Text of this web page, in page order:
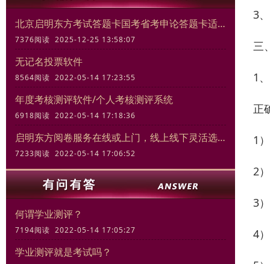
北京启明东方考试答题卡国考省考申论答题卡适合模拟考试练习
7376阅读 2025-12-25 13:58:07
无记名投票软件
8564阅读 2022-05-14 17:23:55
年度考核测评软件/个人考核测评系统
6918阅读 2022-05-14 17:18:36
启明东方阅卷服务在线或上门，线上线下灵活选择
7233阅读 2022-05-14 17:06:52
何谓学业测评？
7194阅读 2022-05-14 17:05:27
学业测评就是考试吗？
3
三
1
正
1
2
3
4